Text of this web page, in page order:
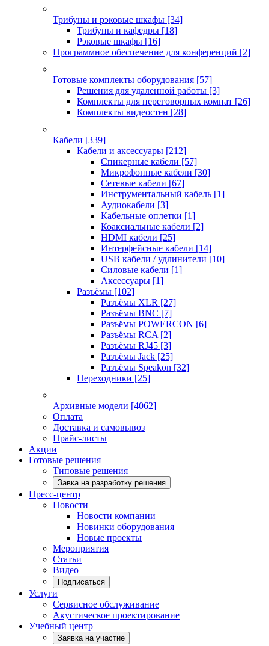
Трибуны и рэковые шкафы [34]
Трибуны и кафедры [18]
Рэковые шкафы [16]
Программное обеспечение для конференций [2]
Готовые комплекты оборудования [57]
Решения для удаленной работы [3]
Комплекты для переговорных комнат [26]
Комплекты видеостен [28]
Кабели [339]
Кабели и аксессуары [212]
Спикерные кабели [57]
Микрофонные кабели [30]
Сетевые кабели [67]
Инструментальный кабель [1]
Аудиокабели [3]
Кабельные оплетки [1]
Коаксиальные кабели [2]
HDMI кабели [25]
Интерфейсные кабели [14]
USB кабели / удлинители [10]
Силовые кабели [1]
Аксессуары [1]
Разъёмы [102]
Разъёмы XLR [27]
Разъёмы BNC [7]
Разъёмы POWERCON [6]
Разъёмы RCA [2]
Разъёмы RJ45 [3]
Разъёмы Jack [25]
Разъёмы Speakon [32]
Переходники [25]
Архивные модели [4062]
Оплата
Доставка и самовывоз
Прайс-листы
Акции
Готовые решения
Типовые решения
Завка на разработку решения
Пресс-центр
Новости
Новости компании
Новинки оборудования
Новые проекты
Мероприятия
Статьи
Видео
Подписаться
Услуги
Сервисное обслуживание
Акустическое проектирование
Учебный центр
Заявка на участие